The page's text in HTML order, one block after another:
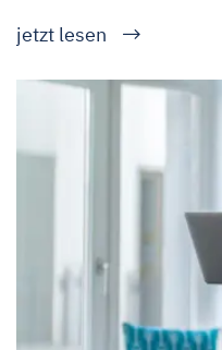
jetzt lesen